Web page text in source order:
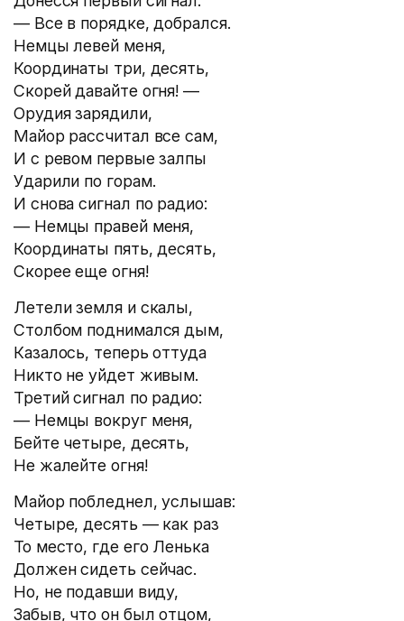
— Все в порядке, добрался.
Немцы левей меня,
Координаты три, десять,
Скорей давайте огня! —
Орудия зарядили,
Майор рассчитал все сам,
И с ревом первые залпы
Ударили по горам.
И снова сигнал по радио:
— Немцы правей меня,
Координаты пять, десять,
Скорее еще огня!
Летели земля и скалы,
Столбом поднимался дым,
Казалось, теперь оттуда
Никто не уйдет живым.
Третий сигнал по радио:
— Немцы вокруг меня,
Бейте четыре, десять,
Не жалейте огня!
Майор побледнел, услышав:
Четыре, десять — как раз
То место, где его Ленька
Должен сидеть сейчас.
Но, не подавши виду,
Забыв, что он был отцом,